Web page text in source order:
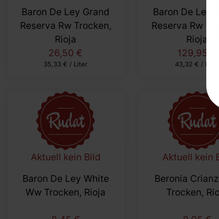
Baron De Ley Grand
Reserva Rw Trocken,
Rioja
26,50 €
35,33 € / Liter
Baron De Ley
Reserva Rw
Rioja
129,95 €
43,32 € / Liter
Aktuell kein Bild
Baron De Ley White
Ww Trocken, Rioja
Aktuell kein
Beronia
Trocken,